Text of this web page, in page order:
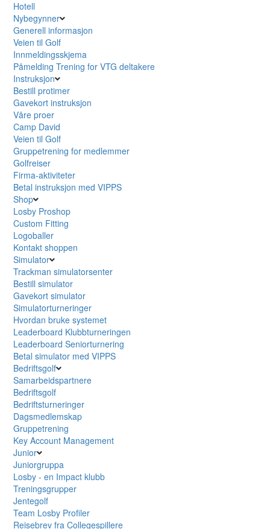
Hotell
Nybegynner
Generell informasjon
Veien til Golf
Innmeldingsskjema
Påmelding Trening for VTG deltakere
Instruksjon
Bestill protimer
Gavekort instruksjon
Våre proer
Camp David
Veien til Golf
Gruppetrening for medlemmer
Golfreiser
Firma-aktiviteter
Betal instruksjon med VIPPS
Shop
Losby Proshop
Custom Fitting
Logoballer
Kontakt shoppen
Simulator
Trackman simulatorsenter
Bestill simulator
Gavekort simulator
Simulatorturneringer
Hvordan bruke systemet
Leaderboard Klubbturneringen
Leaderboard Seniorturnering
Betal simulator med VIPPS
Bedriftsgolf
Samarbeidspartnere
Bedriftsgolf
Bedriftsturneringer
Dagsmedlemskap
Gruppetrening
Key Account Management
Junior
Juniorgruppa
Losby - en Impact klubb
Treningsgrupper
Jentegolf
Team Losby Profiler
Reisebrev fra Collegespillere